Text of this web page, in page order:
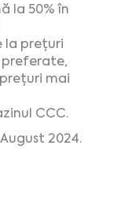
la 50% în
la prețuri
preferate,
mai
CCC.
2024.